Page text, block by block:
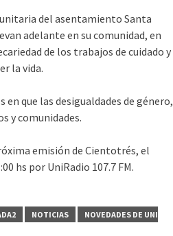
del asentamiento Santa
adelante en su comunidad, en
de los trabajos de cuidado y
la vida.
que las desigualdades de género,
y comunidades.
emisión de Cientotrés, el
hs por UniRadio 107.7 FM.
NOTICIAS
NOVEDADES DE UNI